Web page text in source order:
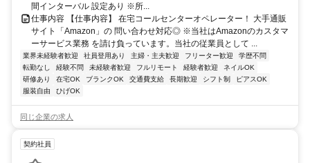
間インターバル 設定あり ※所...
仕事内容 【仕事内容】 在宅コールセンターオペレーター！ 大手通販
サイト「Amazon」の 問い合わせ対応◎ ※当社はAmazonのカスタマ
ーサービス業務 を請け負っています。当社の従業員として ...
業界未経験者歓迎 社員登用あり 主婦・主夫歓迎 フリーター歓迎
学歴不問
転勤なし
経験不問 未経験者歓迎 フルリモート 経験者歓迎
ネイルOK
研修あり
在宅OK ブランクOK 交通費支給 長期歓迎 シフト制
ピアスOK
服装自由
ひげOK
同じ企業の求人
契約社員